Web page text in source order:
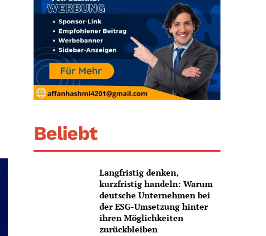
Beliebt
Langfristig denken,
kurzfristig handeln: Warum
deutsche Unternehmen bei
der ESG-Umsetzung hinter
ihren Möglichkeiten
zurückbleiben